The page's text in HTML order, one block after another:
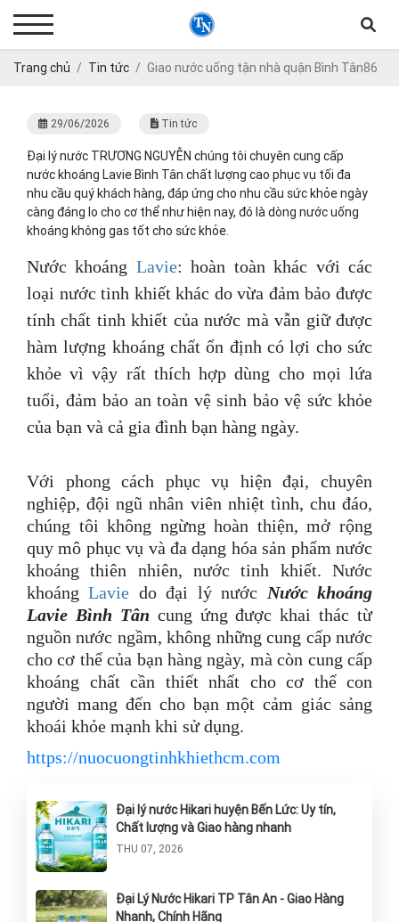
Trang chủ Tin tức Giao nước uống tận nhà quận Bình Tân86
29/06/2026 Tin tức
Đại lý nước TRƯƠNG NGUYỄN chúng tôi chuyên cung cấp
nước khoáng Lavie Bình Tân chất lượng cao phục vụ tối đa
nhu cầu quý khách hàng, đáp ứng cho nhu cầu sức khỏe ngày
càng đáng lo cho cơ thể như hiện nay, đó là dòng nước uống
khoáng không gas tốt cho sức khỏe.
Nước khoáng Lavie: hoàn toàn khác với các
loại nước tinh khiết khác do vừa đảm bảo được
tính chất tinh khiết của nước mà vẫn giữ được
hàm lượng khoáng chất ổn định có lợi cho sức
khỏe vì vậy rất thích hợp dùng cho mọi lứa
tuổi, đảm bảo an toàn vệ sinh bảo vệ sức khỏe
của bạn và cả gia đình bạn hàng ngày.
Với phong cách phục vụ hiện đại, chuyên
nghiệp, đội ngũ nhân viên nhiệt tình, chu đáo,
chúng tôi không ngừng hoàn thiện, mở rộng
quy mô phục vụ và đa dạng hóa sản phẩm nước
khoáng thiên nhiên, nước tinh khiết. Nước
khoángLavie do đại lý nước Nước khoáng
Lavie Bình Tân cung ứng được khai thác từ
nguồn nước ngầm, không những cung cấp nước
cho cơ thể của bạn hàng ngày, mà còn cung cấp
khoáng chất cần thiết nhất cho cơ thể con
người mang đến cho bạn một cảm giác sảng
khoái khỏe mạnh khi sử dụng.
https://nuocuongtinhkhiethcm.com
Đại lý nước Hikari huyện Bến Lức: Uy tín,
Chất lượng và Giao hàng nhanh
THU 07, 2026
Đại Lý Nước Hikari TP Tân An - Giao Hàng
Nhanh, Chính Hãng